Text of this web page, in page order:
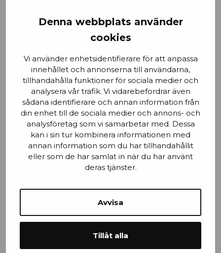
Denna webbplats använder
cookies
Vi använder enhetsidentifierare för att anpassa
innehållet och annonserna till användarna,
tillhandahålla funktioner för sociala medier och
analysera vår trafik. Vi vidarebefordrar även
sådana identifierare och annan information från
din enhet till de sociala medier och annons- och
analysföretag som vi samarbetar med. Dessa
kan i sin tur kombinera informationen med
annan information som du har tillhandahållit
eller som de har samlat in när du har använt
deras tjänster.
Avvisa
Tillåt alla
Email
Stad